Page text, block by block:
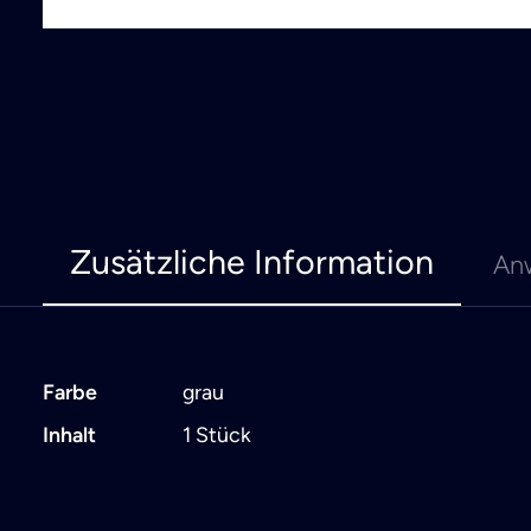
Zusätzliche Information
Farbe
grau
Inhalt
1 Stück